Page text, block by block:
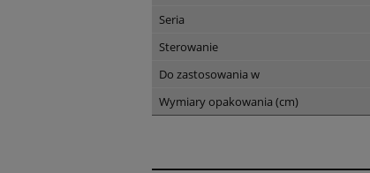
Seria
Sterowanie
Do zastosowania w
Wymiary opakowania (cm)